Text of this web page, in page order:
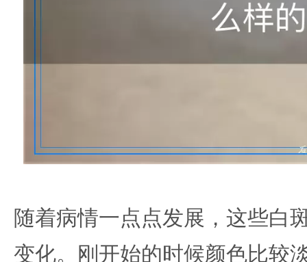
随着病情一点点发展，这些白
变化。刚开始的时候颜色比较